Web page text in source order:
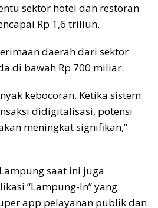
sektor hotel dan restoran
Rp 1,6 triliun.
daerah dari sektor
di bawah Rp 700 miliar.
kebocoran. Ketika sistem
didigitalisasi, potensi
meningkat signifikan,”
saat ini juga
“Lampung-In” yang
app pelayanan publik dan